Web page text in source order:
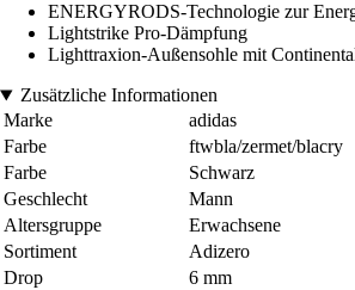
ENERGYRODS-Technologie zur
Lightstrike Pro-Dämpfung
Lighttraxion-Außensohle mit
Zusätzliche Informationen
Marke
adidas
Farbe
ftwbla/zermet/blacry
Farbe
Schwarz
Geschlecht
Mann
Altersgruppe
Erwachsene
Sortiment
Adizero
Drop
6 mm